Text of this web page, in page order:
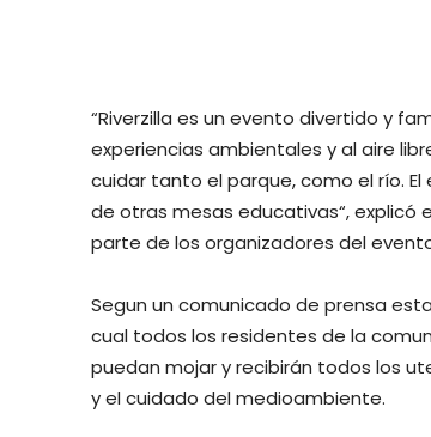
“Riverzilla es un evento divertido y
experiencias ambientales y al aire
cuidar tanto el parque, como el río.
de otras mesas educativas“, explicó
parte de los organizadores del
Segun un comunicado de prensa
cual todos los residentes de la
puedan mojar y recibirán todos los
y el cuidado del medioambiente.